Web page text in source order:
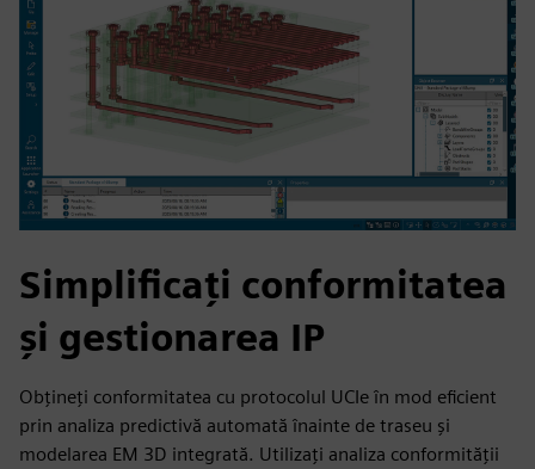
Simplificați conformitatea
și gestionarea IP
Obțineți conformitatea cu protocolul UCIe în mod eficient
prin analiza predictivă automată înainte de traseu și
modelarea EM 3D integrată. Utilizați analiza conformității